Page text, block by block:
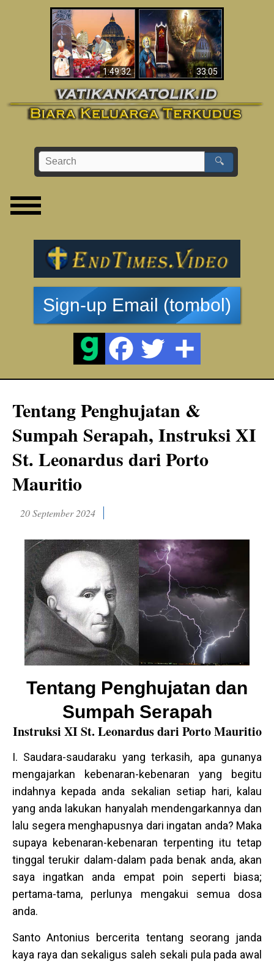
1:49:32
Wahyu di Vatikan
Sekarang
33:05
Apakah Alkitab
Memprediksikan 70
Tahun Tanpa
Seorang Paus?
🔍
Sign-up Email (tombol)
Tentang Penghujatan &
Sumpah Serapah, Instruksi XI
St. Leonardus dari Porto
Mauritio
20 September 2024
Tentang Penghujatan dan
Sumpah Serapah
Instruksi XI St. Leonardus dari Porto Mauritio
I. Saudara-saudaraku yang terkasih, apa gunanya
mengajarkan kebenaran-kebenaran yang begitu
indahnya kepada anda sekalian setiap hari, kalau
yang anda lakukan hanyalah mendengarkannya dan
lalu segera menghapusnya dari ingatan anda? Maka
supaya kebenaran-kebenaran terpenting itu tetap
tinggal terukir dalam-dalam pada benak anda, akan
saya ingatkan anda empat poin seperti biasa;
pertama-tama, perlunya mengakui semua dosa
anda.
Santo Antonius bercerita tentang seorang janda
kaya raya dan sekaligus saleh sekali pula pada awal